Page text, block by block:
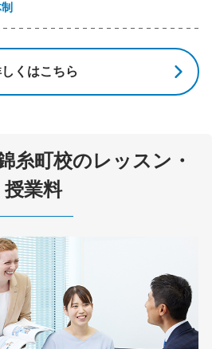
くはこちら
糸町校のレッスン・
授業料